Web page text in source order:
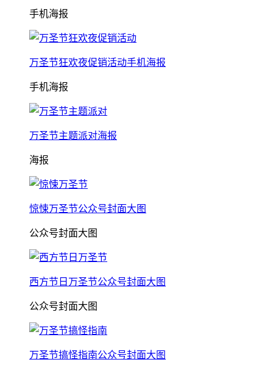
手机海报
万圣节狂欢夜促销活动手机海报
手机海报
万圣节主题派对海报
海报
惊悚万圣节公众号封面大图
公众号封面大图
西方节日万圣节公众号封面大图
公众号封面大图
万圣节搞怪指南公众号封面大图